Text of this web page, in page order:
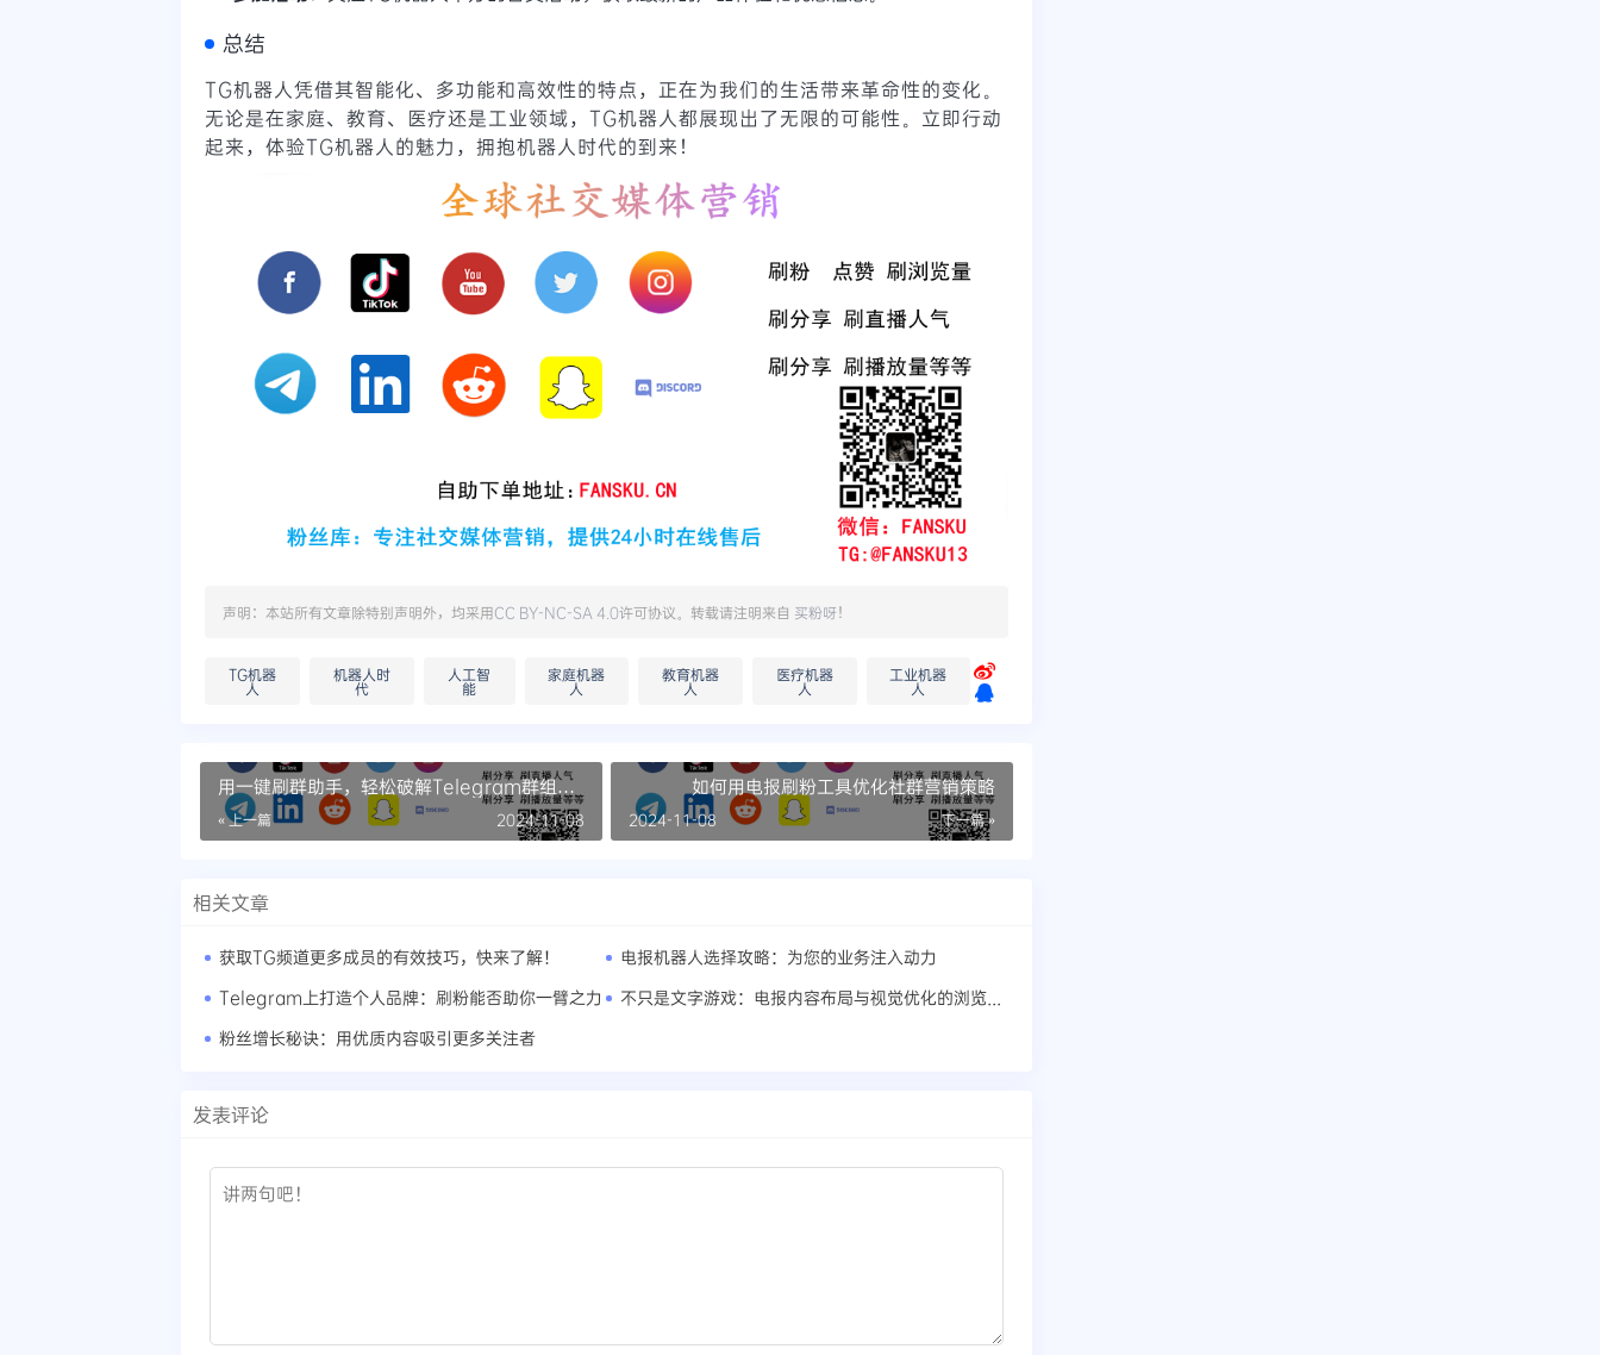
总结
TG机器人凭借其智能化、多功能和高效性的特点，正在为我们的生活带来革命性的变化。
无论是在家庭、教育、医疗还是工业领域，TG机器人都展现出了无限的可能性。立即行动
起来，体验TG机器人的魅力，拥抱机器人时代的到来！
声明：本站所有文章除特别声明外，均采用CC BY-NC-SA 4.0许可协议。转载请注明来自 买粉呀！
TG机器
人
机器人时
代
人工智
能
家庭机器
人
教育机器
人
医疗机器
人
工业机器
人
用一键刷群助手，轻松破解Telegram群组增
长难题
« 上一篇 2024-11-08
如何用电报刷粉工具优化社群营销策略
下一篇 »
2024-11-08
相关文章
获取TG频道更多成员的有效技巧，快来了解！
电报机器人选择攻略：为您的业务注入动力
Telegram上打造个人品牌：刷粉能否助你一臂之力
粉丝增长秘诀：用优质内容吸引更多关注者
发表评论